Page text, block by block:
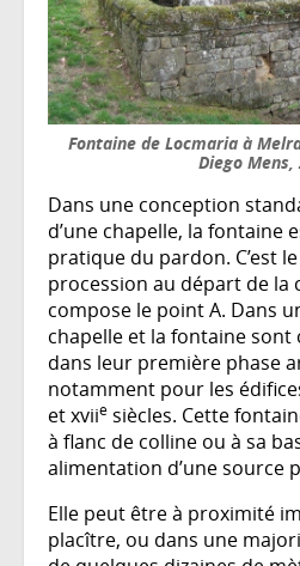
Fontaine de Locmaria à
Diego Mens,
Dans une conception
d’une chapelle, la fontaine
pratique du pardon. C’est
procession au départ de la
compose le point A. Dans
chapelle et la fontaine
dans leur première phase
notamment pour les
et xviie siècles. Cette
à flanc de colline ou à sa
alimentation d’une source
Elle peut être à proximité
placître, ou dans une